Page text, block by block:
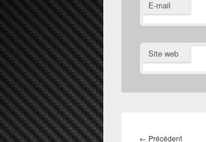
E-mail
Site web
de
← PrécédentArticle